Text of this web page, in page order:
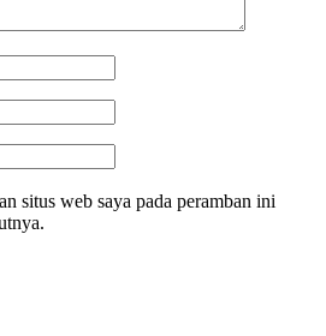
situs web saya pada peramban ini